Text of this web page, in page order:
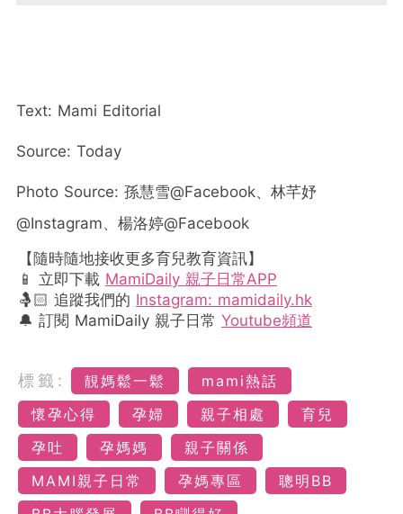
Text: Mami Editorial
Source: Today
Photo Source: 孫慧雪@Facebook、林芊妤
@Instagram、楊洛婷@Facebook
【隨時隨地接收更多育兒教育資訊】
📱 立即下載 MamiDaily 親子日常APP
🤱🏻 追蹤我們的 Instagram: mamidaily.hk
🔔 訂閱 MamiDaily 親子日常 Youtube頻道
標籤: 靚媽鬆一鬆
mami熱話
懷孕心得
孕婦 親子相處
育兒
孕吐
孕媽媽
親子關係
MAMI親子日常
孕媽專區
聰明BB